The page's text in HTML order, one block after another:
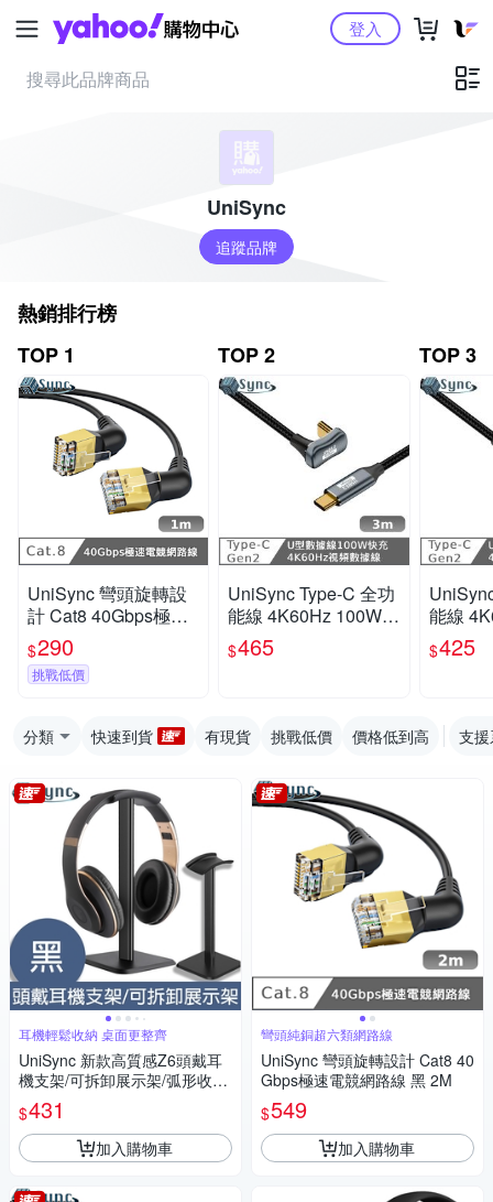
Yahoo購物中心登入
UniSync
追蹤品牌
熱銷排行榜
TOP 1
UniSync 彎頭旋轉設
計 Cat8 40Gbps極速
電競網路線 黑 1M
$290
挑戰低價
TOP 2
UniSync Type-C 全功
能線 4K60Hz 100W快
充 10GbpsU型充電線
3米
$465
TOP 3
能線
充
0.5米
$425
分類 快速到貨 有現貨 挑戰低價 價格低到高 支
耳機輕鬆收納 桌面更整齊
UniSync 新款高質感Z6頭戴耳
機支架/可拆卸展示架/弧形收納
$431
加入購物車
彎頭純銅超六類網路線
UniSync 彎頭旋轉設計 Cat8 40
Gbps極速電競網路線 黑 2M
$549
加入購物車